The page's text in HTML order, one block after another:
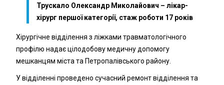
Трускало Олександр Миколайович – лікар-
хірург першої категорії, стаж роботи 17 років
Хірургічне відділення з ліжками травматологічного
профілю надає цілодобову медичну допомогу
мешканцям міста та Петропалівського району.
У відділенні проведено сучасний ремонт відділення та